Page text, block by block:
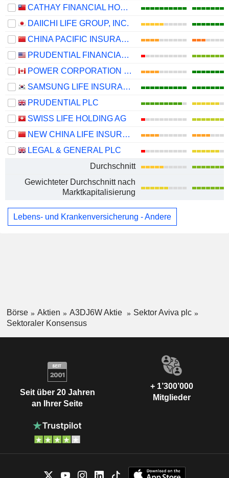
CATHAY FINANCIAL HOLDING CO., LTD.
DAIICHI LIFE GROUP, INC.
CHINA PACIFIC INSURANCE (GROUP) CO., LTD.
PRUDENTIAL FINANCIAL, INC.
POWER CORPORATION OF CANADA
SAMSUNG LIFE INSURANCE CO., LTD.
PRUDENTIAL PLC
SWISS LIFE HOLDING AG
NEW CHINA LIFE INSURANCE COMPANY LTD.
LEGAL & GENERAL PLC
Durchschnitt
Gewichteter Durchschnitt nach
Marktkapitalisierung
Lebens- und Krankenversicherung - Andere
Börse Aktien A3DJ6W Aktie
Sektor Aviva plc
Sektoraler Konsensus
Seit über 20 Jahren
an Ihrer Seite
+ 1’300’000
Mitglieder